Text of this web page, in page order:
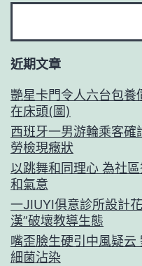
近期文章
艷星卡門令人六台包養
在床頭(圖)
西班牙一男游輪乘客
勞檢現癥狀
以跳舞和同理心 為社
和氣意
一JIUYI俱意診所設計
漢”破壞教導生態
嘴歪臉生硬引中風疑云
細菌沾染